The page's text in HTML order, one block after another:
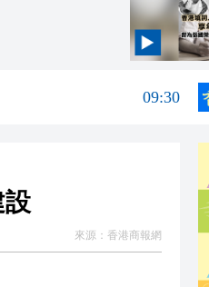
09:32
09:30
09:15
設
來源： 香港商報網